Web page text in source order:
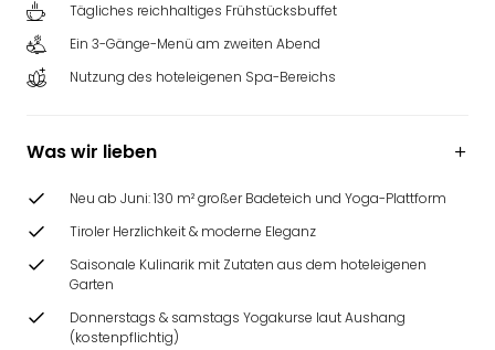
Tägliches reichhaltiges Frühstücksbuffet
Ein 3-Gänge-Menü am zweiten Abend
Nutzung des hoteleigenen Spa-Bereichs
Was wir lieben
Neu ab Juni: 130 m² großer Badeteich und Yoga-Plattform
Tiroler Herzlichkeit & moderne Eleganz
Saisonale Kulinarik mit Zutaten aus dem hoteleigenen
Garten
Donnerstags & samstags Yogakurse laut Aushang
(kostenpflichtig)